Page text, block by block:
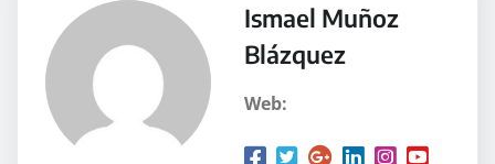
Ismael Muñoz
Blázquez
Web: